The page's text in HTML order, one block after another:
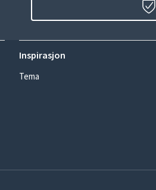
Inspirasjon
Tema